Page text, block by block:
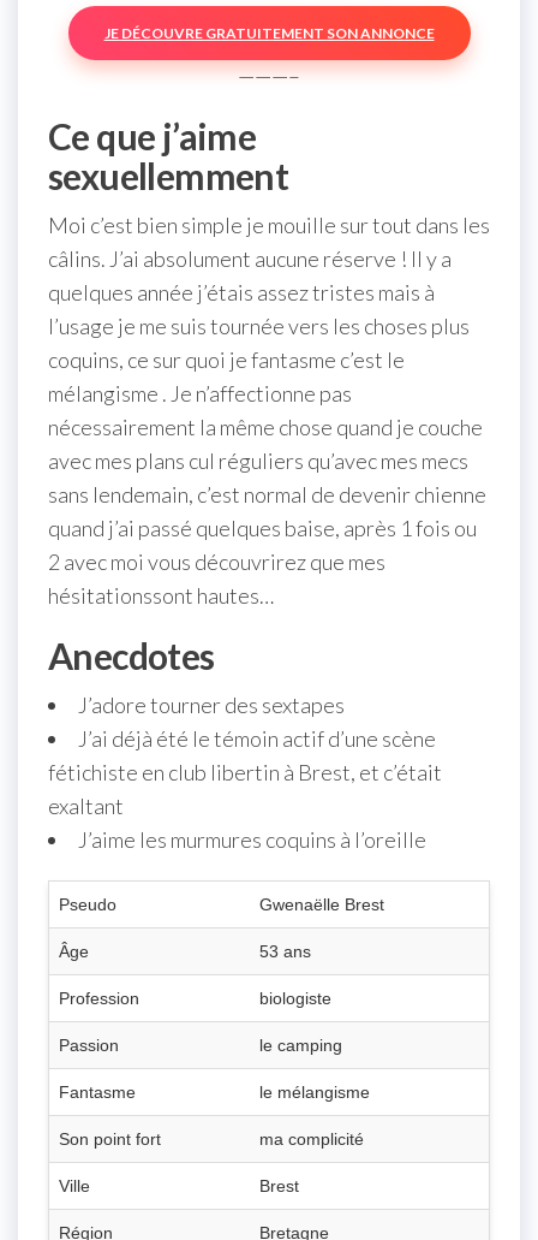
JE DÉCOUVRE GRATUITEMENT SON ANNONCE
———–
Ce que j’aime
sexuellemment
Moi c’est bien simple je mouille sur tout dans les
câlins. J’ai absolument aucune réserve ! Il y a
quelques année j’étais assez tristes mais à
l’usage je me suis tournée vers les choses plus
coquins, ce sur quoi je fantasme c’est le
mélangisme . Je n’affectionne pas
nécessairement la même chose quand je couche
avec mes plans cul réguliers qu’avec mes mecs
sans lendemain, c’est normal de devenir chienne
quand j’ai passé quelques baise, après 1 fois ou
2 avec moi vous découvrirez que mes
hésitationssont hautes…
Anecdotes
J’adore tourner des sextapes
J’ai déjà été le témoin actif d’une scène
fétichiste en club libertin à Brest, et c’était
exaltant
J’aime les murmures coquins à l’oreille
Pseudo Gwenaëlle Brest
Âge 53 ans
Profession biologiste
Passion le camping
Fantasme le mélangisme
Son point fort ma complicité
Ville Brest
Région Bretagne